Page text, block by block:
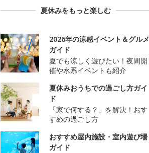
夏休みをもっと楽しむ
2026年の涼感イベント＆グルメ
ガイド
夏でも涼しく遊びたい！夜間開
催や水系イベントも紹介
夏休みおうちでの過ごし方ガイ
ド
「家で何する？」を解決！おす
すめの過ごし方
おすすめ屋内施設・室内遊び場
ガイド